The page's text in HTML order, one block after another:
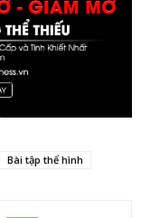
Bài tập thể hình